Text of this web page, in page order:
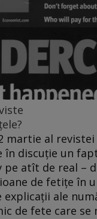
martie al revistei
în discuţie un
pe atît de real –
de fetiţe în
explicaţii ale
de fete care se